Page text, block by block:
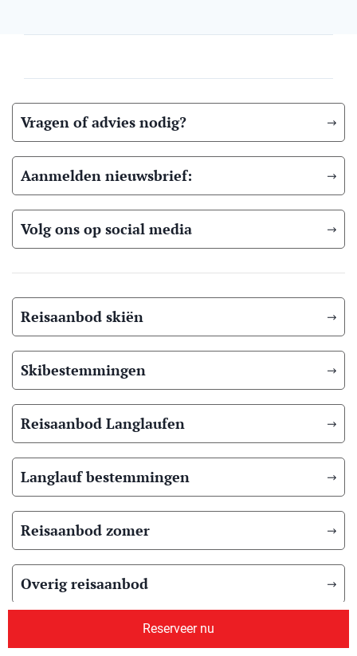
Reserveer nu
Vragen of advies nodig?
Aanmelden nieuwsbrief:
Volg ons op social media
Reisaanbod skiën
Skibestemmingen
Reisaanbod Langlaufen
Langlauf bestemmingen
Reisaanbod zomer
Overig reisaanbod